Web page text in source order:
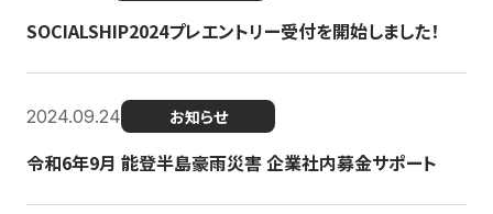
SOCIALSHIP2024プレエントリー受付を開始しました！
2024.09.24 お知らせ
令和6年9月 能登半島豪雨災害 企業社内募金サポート